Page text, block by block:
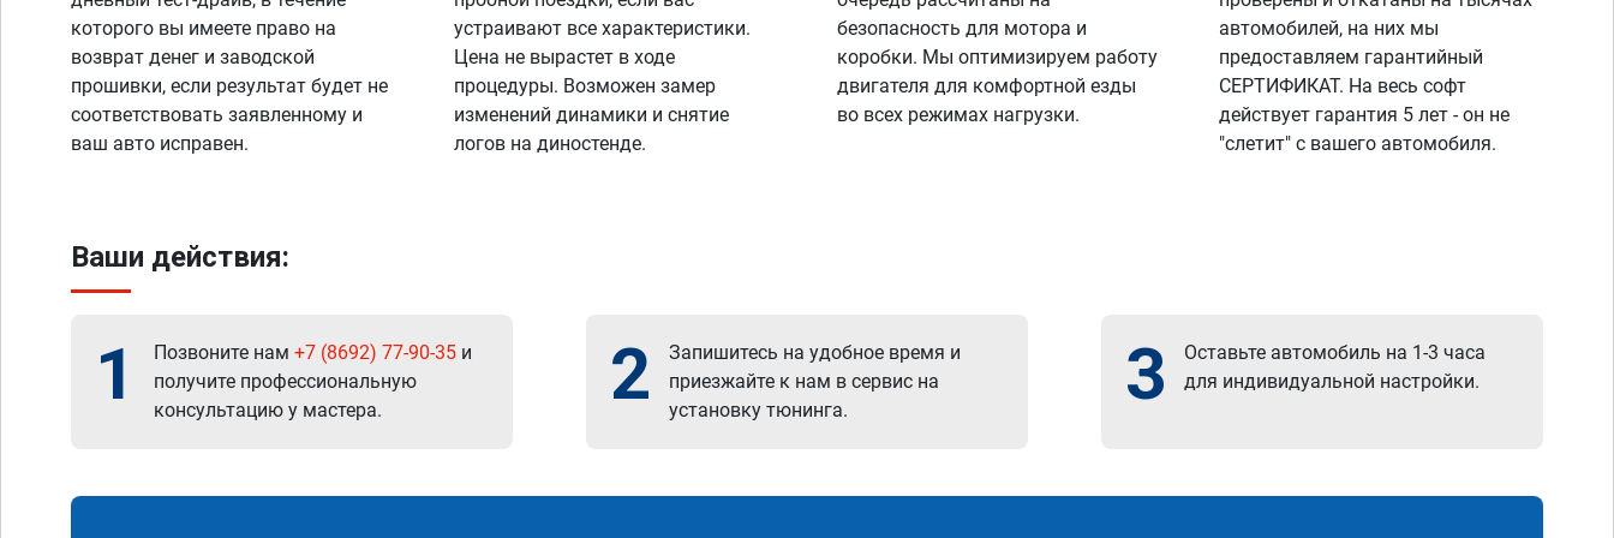
которого вы имеете право на
возврат денег и заводской
прошивки, если результат будет не
соответствовать заявленному и
ваш авто исправен.
устраивают все характеристики.
Цена не вырастет в ходе
процедуры. Возможен замер
изменений динамики и снятие
логов на диностенде.
безопасность для мотора и
коробки. Мы оптимизируем работу
двигателя для комфортной езды
во всех режимах нагрузки.
автомобилей, на них мы
предоставляем гарантийный
СЕРТИФИКАТ. На весь софт
действует гарантия 5 лет - он не
"слетит" с вашего автомобиля.
Ваши действия:
1 Позвоните нам +7 (8692) 77-90-35 и
получите профессиональную
консультацию у мастера.
2
Запишитесь на удобное время и
приезжайте к нам в сервис на
установку тюнинга.
3
Оставьте автомобиль на 1-3 часа
для индивидуальной настройки.